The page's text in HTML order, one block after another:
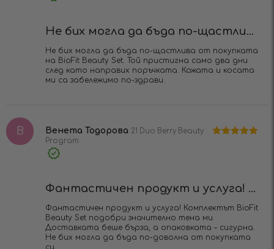
Не бих могла да бъда по-щастли...
Не бих могла да бъда по-щастлива от покупката
на BioFit Beauty Set. Той пристигна само два дни
след като направих поръчката. Кожата и косата
ми са забележимо по-здрави.
В Венета Тодорова 21 Duo Berry Beauty
Program
Фантастичен продукт и услуга! ...
Фантастичен продукт и услуга! Комплектът BioFit
Beauty Set подобри значително тена ми.
Доставката беше бърза, а опаковката – сигурна.
Не бих могла да бъда по-доволна от покупката